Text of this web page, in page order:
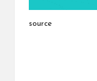
source